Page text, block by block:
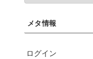
メタ情報
ログイン